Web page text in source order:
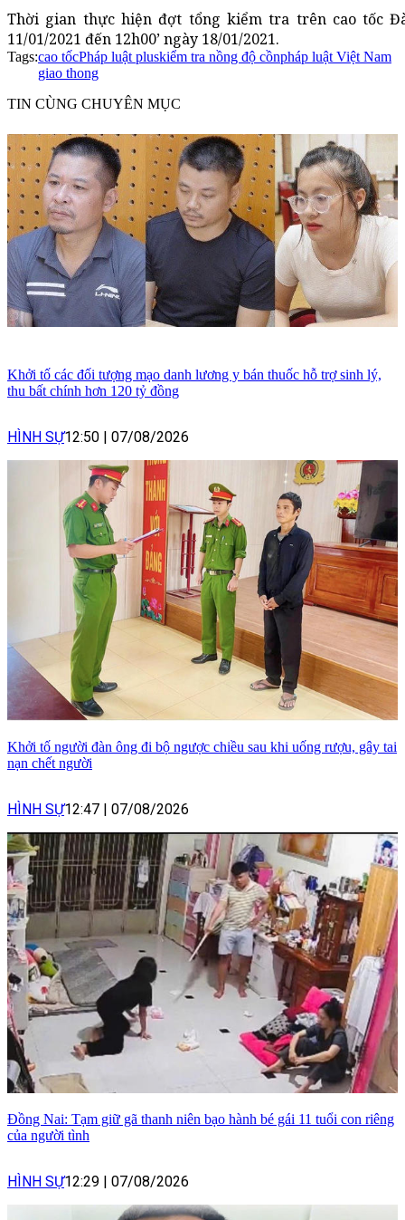
Thời gian thực hiện đợt tổng kiểm tra trên cao tốc
11/01/2021 đến 12h00’ ngày 18/01/2021.
Tags:cao tốcPháp luật pluskiểm tra nồng độ cồnpháp luật Việt Nam
giao thong
TIN CÙNG CHUYÊN MỤC
Khởi tố các đối tượng mạo danh lương y bán thuốc hỗ trợ sinh lý,
thu bất chính hơn 120 tỷ đồng
HÌNH SỰ12:50 | 07/08/2026
Khởi tố người đàn ông đi bộ ngược chiều sau khi uống rượu, gây tai
nạn chết người
HÌNH SỰ12:47 | 07/08/2026
Đồng Nai: Tạm giữ gã thanh niên bạo hành bé gái 11 tuổi con riêng
của người tình
HÌNH SỰ12:29 | 07/08/2026